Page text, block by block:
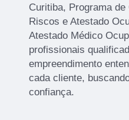
Curitiba, Programa
Riscos e Atestado
Atestado Médico
profissionais
empreendimento
cada cliente,
confiança.